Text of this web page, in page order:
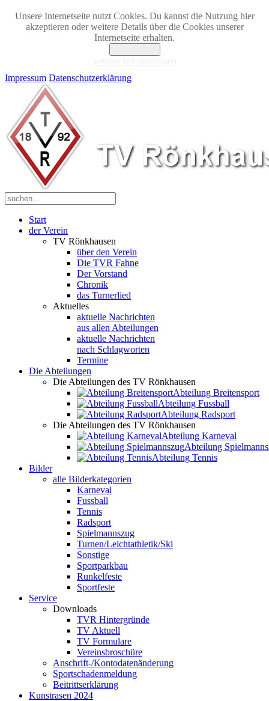
Unsere Internetseite nutzt Cookies. Du kannst die Nutzung hier
akzeptieren oder weitere Details über die Cookies unserer
Internetseite erhalten.
Impressum Datenschutzerklärung
Start
der Verein
TV Rönkhausen
über den Verein
Die TVR Fahne
Der Vorstand
Chronik
das Turnerlied
Aktuelles
aktuelle Nachrichten
aus allen Abteilungen
aktuelle Nachrichten
nach Schlagworten
Termine
Die Abteilungen
Die Abteilungen des TV Rönkhausen
Abteilung Breitensport
Abteilung Fussball
Abteilung Radsport
Die Abteilungen des TV Rönkhausen
Abteilung Karneval
Abteilung
Abteilung Tennis
Bilder
alle Bilderkategorien
Karneval
Fussball
Tennis
Radsport
Spielmannszug
Turnen/Leichtathletik/Ski
Sonstige
Sportparkbau
Runkelfeste
Sportfeste
Service
Downloads
TVR Hintergründe
TV Aktuell
TV Formulare
Vereinsbroschüre
Anschrift-/Kontodatenänderung
Sportschadenmeldung
Beitrittserklärung
Kunstrasen 2024